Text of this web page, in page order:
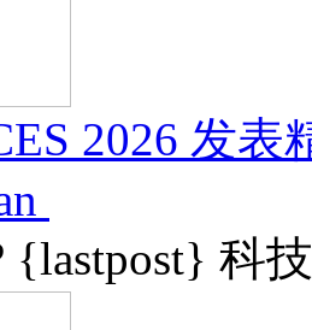
2026 发表
{lastpost} 科技